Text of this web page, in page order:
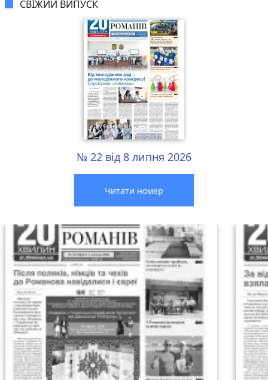
СВІЖИЙ ВИПУСК
№ 22 від 8 липня 2026
Читати номер